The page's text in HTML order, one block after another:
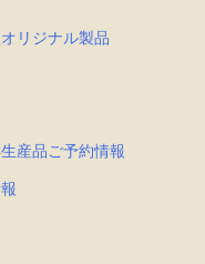
リジナル製品
産品ご予約情報